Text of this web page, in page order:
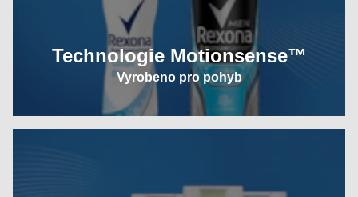
Technologie Motionsense™
Vyrobeno pro pohyb